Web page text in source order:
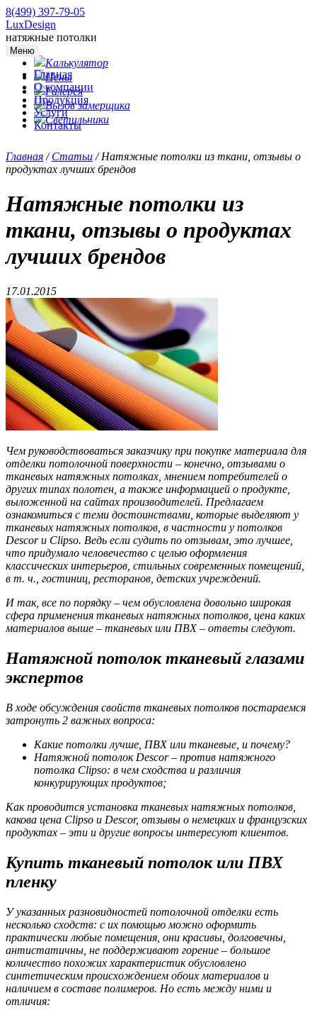
8(499) 397-79-05
LuxDesign
натяжные потолки
Меню
Главная
О компании
Продукция
Услуги
Контакты
Калькулятор
Цены
Галерея
Вызов замерщика
Светильники
Главная /Статьи /Натяжные потолки из ткани, отзывы о
продуктах лучших брендов
Натяжные потолки из
ткани, отзывы о продуктах
лучших брендов
17.01.2015
Чем руководствоваться заказчику при покупке материала для
отделки потолочной поверхности – конечно, отзывами о
тканевых натяжных потолках, мнением потребителей о
других типах полотен, а также информацией о продукте,
выложенной на сайтах производителей. Предлагаем
ознакомиться с теми достоинствами, которые выделяют у
тканевых натяжных потолков, в частности у потолков
Descor и Clipso. Ведь если судить по отзывам, это лучшее,
что придумало человечество с целью оформления
классических интерьеров, стильных современных помещений,
в т. ч., гостиниц, ресторанов, детских учреждений.
И так, все по порядку – чем обусловлена довольно широкая
сфера применения тканевых натяжных потолков, цена каких
материалов выше – тканевых или ПВХ – ответы следуют.
Натяжной потолок тканевый глазами
экспертов
В ходе обсуждения свойств тканевых потолков постараемся
затронуть 2 важных вопроса:
Какие потолки лучше, ПВХ или тканевые, и почему?
Натяжной потолок Descor – против натяжного
потолка Clipso: в чем сходства и различия
конкурирующих продуктов;
Как проводится установка тканевых натяжных потолков,
какова цена Clipso и Descor, отзывы о немецких и французских
продуктах – эти и другие вопросы интересуют клиентов.
Купить тканевый потолок или ПВХ
пленку
У указанных разновидностей потолочной отделки есть
несколько сходств: с их помощью можно оформить
практически любые помещения, они красивы, долговечны,
антистатичны, не поддерживают горение – большое
количество похожих характеристик обусловлено
синтетическим происхождением обоих материалов и
наличием в составе полимеров. Но есть между ними и
отличия: